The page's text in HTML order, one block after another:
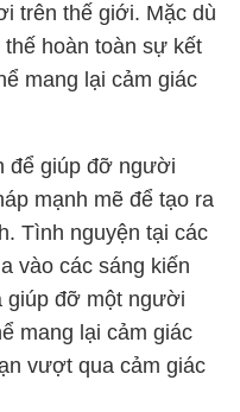
trên thế giới. Mặc dù
hoàn toàn sự kết
mang lại cảm giác
để giúp đỡ người
mạnh mẽ để tạo ra
Tình nguyện tại các
vào các sáng kiến
giúp đỡ một người
mang lại cảm giác
vượt qua cảm giác